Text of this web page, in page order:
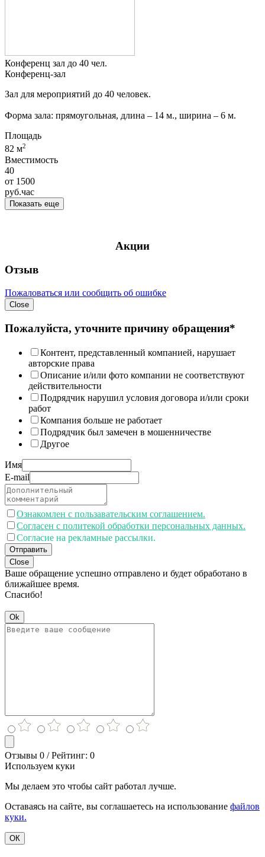
Конференц зал до 40 чел.
Конференц-зал
Зал для мероприятий до 40 человек.
Форма зала: прямоугольная, длина – 14 м., ширина – 6 м.
Площадь
82 м2
Вместимость
40
от 1500
руб.час
Показать еще
Акции
Отзыв
Пожаловаться или сообщить об ошибке
Close
Пожалуйста, уточните причину обращения*
Контент, представленный компанией, нарушает
авторские права
Описание и/или фото компании не соответствуют
действительности
Подрядчик нарушил условия договора и/или сроки
работ
Компания больше не работает
Подрядчик был замечен в мошенничестве
Другое
Имя
E-mail
Ознакомлен с пользавательским соглашением.
Согласен с политекой обработки персональных данных.
Согласие на рекламные рассылки.
Отправить
Close
Ваше обращение успешно отправлено и будет обработано в
ближайшее время.
Спасибо!
Ok
Отзывы 0 / Рейтинг: 0
Используем куки
Мы делаем это чтобы сайт работал лучше.
Оставаясь на сайте, вы соглашаетесь на использование файлов
куки.
ОК